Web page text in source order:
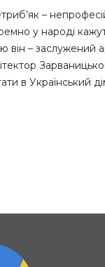
–
у народі
він – заслужений
в Український